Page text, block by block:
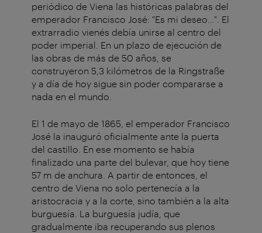
periódico de Viena las históricas palabras del
emperador Francisco José: "Es mi deseo…". El
extrarradio vienés debía unirse al centro del
poder imperial. En un plazo de ejecución de
las obras de más de 50 años, se
construyeron 5,3 kilómetros de la Ringstraße
y a día de hoy sigue sin poder compararse a
nada en el mundo.
El 1 de mayo de 1865, el emperador Francisco
José la inauguró oficialmente ante la puerta
del castillo. En ese momento se había
finalizado una parte del bulevar, que hoy tiene
57 m de anchura. A partir de entonces, el
centro de Viena no solo pertenecía a la
aristocracia y a la corte, sino también a la alta
burguesía. La burguesía judía, que
gradualmente iba recuperando sus plenos